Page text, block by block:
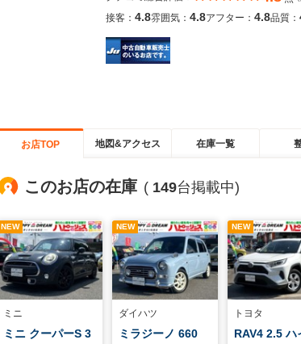
接客： 4.8雰囲気： 4.8アフター： 4.8品質：
お店TOP 地図&アクセス 在庫一覧
このお店の在庫 ( 149台掲載中)
NEW
ミニ
ミニ クーパーS 3
NEW
ダイハツ
ミラジーノ 660
NEW
トヨタ
RAV4 2.5 ハ